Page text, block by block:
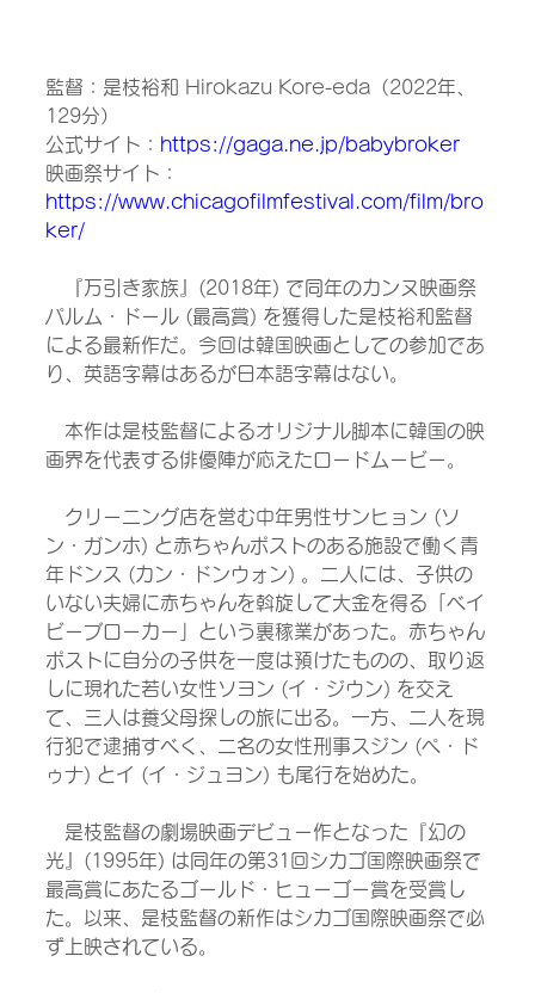
監督：是枝裕和 Hirokazu Kore-eda（2022年、
129分）
公式サイト： https://gaga.ne.jp/babybroker
映画祭サイト：
https://www.chicagofilmfestival.com/film/bro
ker/
『万引き家族』(2018年) で同年のカンヌ映画祭
パルム・ドール (最高賞) を獲得した是枝裕和監督
による最新作だ。今回は韓国映画としての参加であ
り、英語字幕はあるが日本語字幕はない。
本作は是枝監督によるオリジナル脚本に韓国の映
画界を代表する俳優陣が応えたロードムービー。
クリーニング店を営む中年男性サンヒョン (ソ
ン・ガンホ) と赤ちゃんポストのある施設で働く青
年ドンス (カン・ドンウォン) 。二人には、子供の
いない夫婦に赤ちゃんを斡旋して大金を得る「ベイ
ビーブローカー」という裏稼業があった。赤ちゃん
ポストに自分の子供を一度は預けたものの、取り返
しに現れた若い女性ソヨン (イ・ジウン) を交え
て、三人は養父母探しの旅に出る。一方、二人を現
行犯で逮捕すべく、二名の女性刑事スジン (ペ・ド
ゥナ) とイ (イ・ジュヨン) も尾行を始めた。
是枝監督の劇場映画デビュー作となった『幻の
光』(1995年) は同年の第31回シカゴ国際映画祭で
最高賞にあたるゴールド・ヒューゴー賞を受賞し
た。以来、是枝監督の新作はシカゴ国際映画祭で必
ず上映されている。